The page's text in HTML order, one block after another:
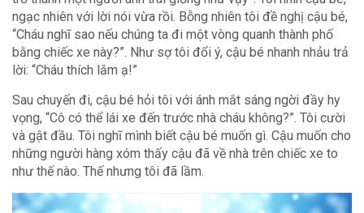
ngạc nhiên với lời nói vừa rồi. Bỗng nhiên tôi đề nghị cậu bé,
“Cháu nghĩ sao nếu chúng ta đi một vòng quanh thành phố
bằng chiếc xe này?”. Như sợ tôi đổi ý, cậu bé nhanh nhảu trả
lời: “Cháu thích lắm ạ!”
Sau chuyến đi, cậu bé hỏi tôi với ánh mắt sáng ngời đầy hy
vọng, “Cô có thể lái xe đến trước nhà cháu không?”. Tôi cười
và gật đầu. Tôi nghĩ mình biết cậu bé muốn gì. Cậu muốn cho
những người hàng xóm thấy cậu đã về nhà trên chiếc xe to
như thế nào. Thế nhưng tôi đã lầm.